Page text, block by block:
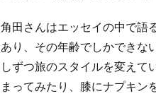
角田さんはエッセイの中で語
あり、その年齢でしかできな
しずつ旅のスタイルを変えて
まってみたり、膝にナプキン